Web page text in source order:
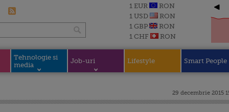
1 EUR
RON
1 USD
RON
1 GBP
RON
1 CHF
RON
Tehnologie si
media
Job-uri Lifestyle Smart People
29 decembrie 2015